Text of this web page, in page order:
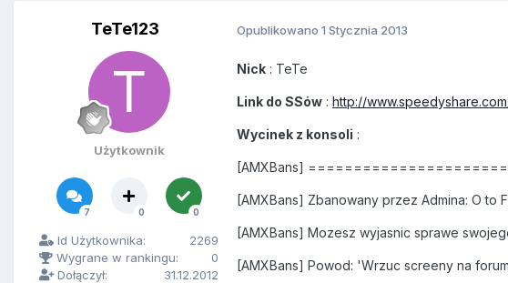
TeTe123
Użytkownik
7 0 0
Id Użytkownika:
2269
Wygrane w rankingu:
0
Dołączył:
31.12.2012
Opublikowano 1 Stycznia 2013
Nick : TeTe
Link do SSów : http://
Wycinek z konsoli :
[AMXBans]
[AMXBans] Zbanowany przez Admina: O to
[AMXBans] Mozesz wyjasnic sprawe
[AMXBans] Powod: 'Wrzuc screeny na